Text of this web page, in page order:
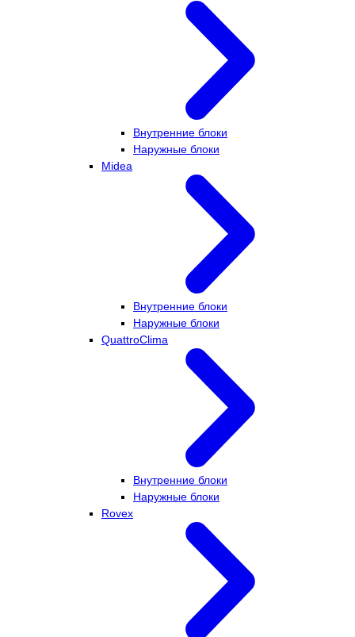
Внутренние блоки
Наружные блоки
Midea
Внутренние блоки
Наружные блоки
QuattroClima
Внутренние блоки
Наружные блоки
Rovex